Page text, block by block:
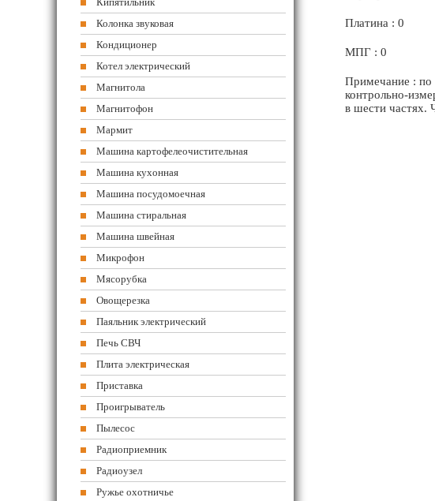
Платина : 0
МПГ : 0
Примечание : по
контрольно-
в шести частях.
Колонка звуковая
Кондиционер
Котел электрический
Магнитола
Магнитофон
Мармит
Машина картофелеочистительная
Машина кухонная
Машина посудомоечная
Машина стиральная
Машина швейная
Микрофон
Мясорубка
Овощерезка
Паяльник электрический
Печь СВЧ
Плита электрическая
Приставка
Проигрыватель
Пылесос
Радиоприемник
Радиоузел
Ружье охотничье